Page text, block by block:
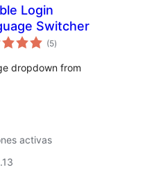
Login
Switcher
(5total
de
)
dropdown from
activas